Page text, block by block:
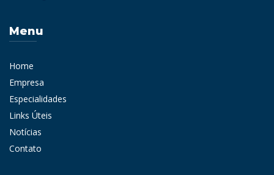
Menu
Home
Empresa
Especialidades
Links Úteis
Notícias
Contato